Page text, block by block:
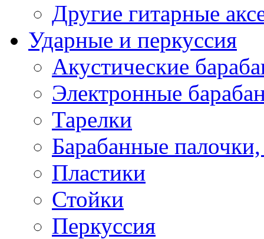
Другие гитарные
Ударные и перкуссия
Акустические
Электронные
Тарелки
Барабанные
Пластики
Стойки
Перкуссия